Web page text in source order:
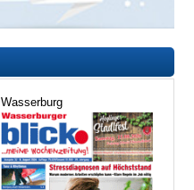
Wasserburg